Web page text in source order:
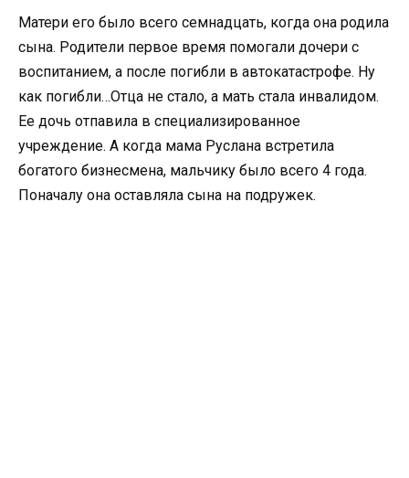
Матери его было всего семнадцать, когда она родила
сына. Родители первое время помогали дочери с
воспитанием, а после погибли в автокатастрофе. Ну
как погибли…Отца не стало, а мать стала инвалидом.
Ее дочь отпавила в специализированное
учреждение. А когда мама Руслана встретила
богатого бизнесмена, мальчику было всего 4 года.
Поначалу она оставляла сына на подружек.